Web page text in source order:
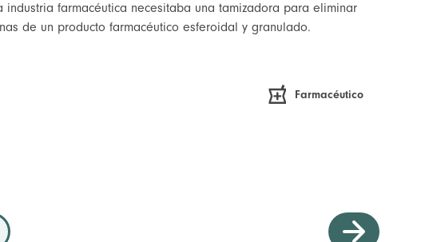
industria farmacéutica necesitaba una tamizadora para eliminar
de un producto farmacéutico esferoidal y granulado.
Farmacéutico